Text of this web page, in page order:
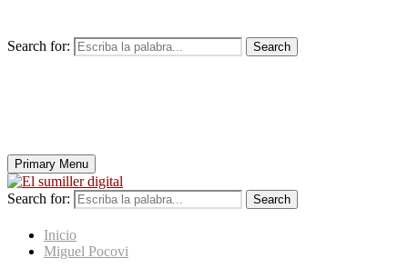
Search for: Search
Primary Menu
Search for: Search
Inicio
Miguel Pocovi